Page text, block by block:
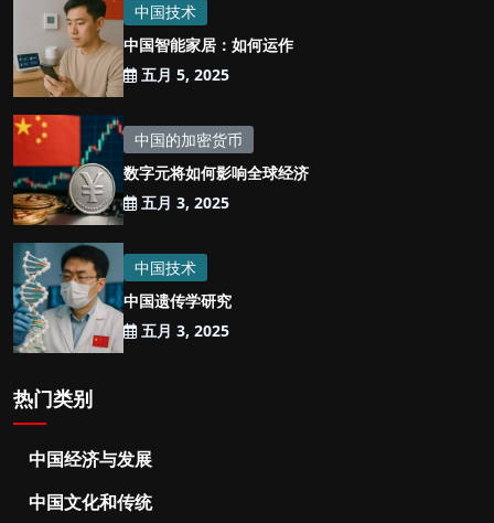
中国技术
中国智能家居：如何运作
五月 5, 2025
中国的加密货币
数字元将如何影响全球经济
五月 3, 2025
中国技术
中国遗传学研究
五月 3, 2025
热门类别
中国经济与发展
中国文化和传统